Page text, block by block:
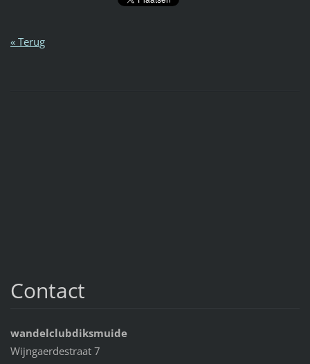
« Terug
Contact
wandelclubdiksmuide
Wijngaerdestraat 7